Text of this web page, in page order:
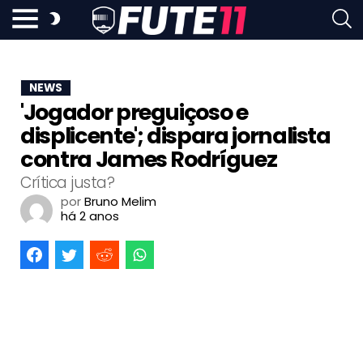
NEWS
'Jogador preguiçoso e
displicente'; dispara jornalista
contra James Rodríguez
Crítica justa?
porBruno Melim
há 2 anos